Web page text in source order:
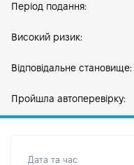
Період подання:
Високий ризик:
Відповідальне становище:
Пройшла автоперевірку:
Дата та час